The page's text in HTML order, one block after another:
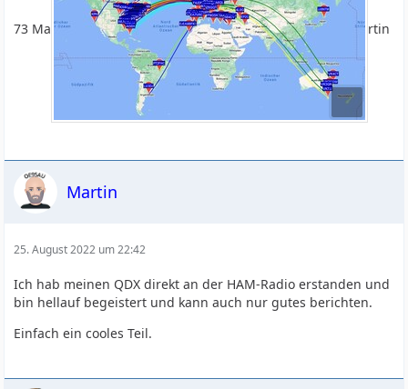
73 Ma rtin
Martin
25. August 2022 um 22:42
Ich hab meinen QDX direkt an der HAM-Radio erstanden und
bin hellauf begeistert und kann auch nur gutes berichten.
Einfach ein cooles Teil.